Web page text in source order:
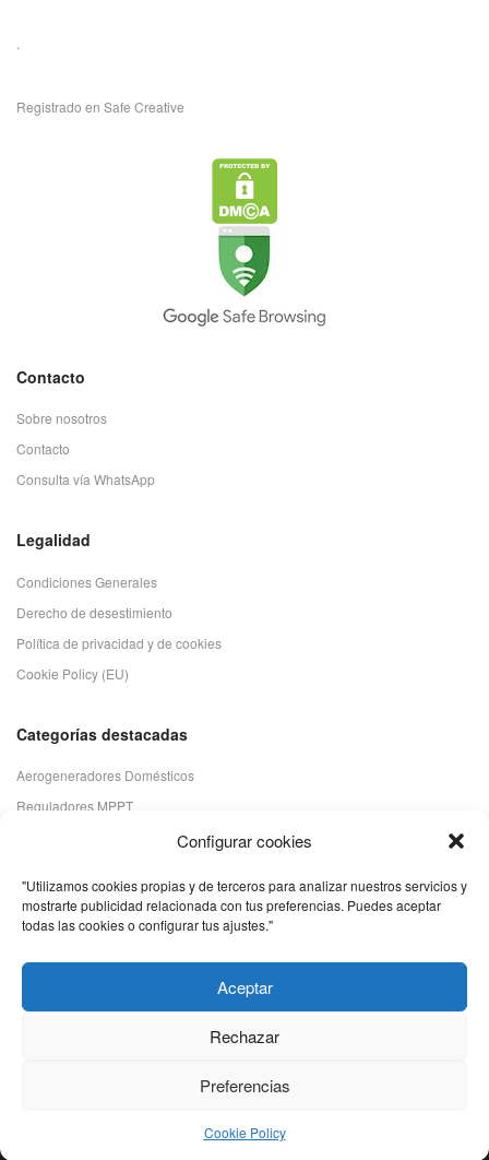
Configurar cookies
"Utilizamos cookies propias y de terceros para analizar nuestros servicios y
mostrarte publicidad relacionada con tus preferencias. Puedes aceptar
todas las cookies o configurar tus ajustes."
Aceptar
Rechazar
Preferencias
Cookie Policy
.
Registrado en Safe Creative
Contacto
Sobre nosotros
Contacto
Consulta vía WhatsApp
Legalidad
Condiciones Generales
Derecho de desestimiento
Política de privacidad y de cookies
Cookie Policy (EU)
Categorías destacadas
Aerogeneradores Domésticos
Reguladores MPPT
Inversor Cargador
Baterías solares
Baterías de litio